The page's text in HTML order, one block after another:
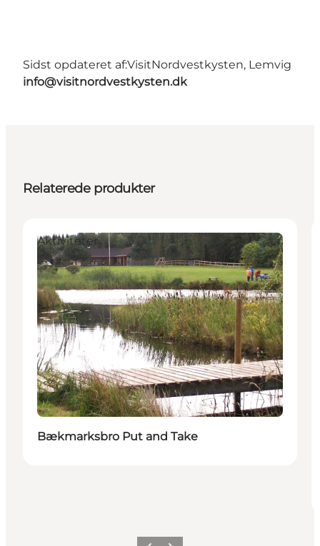
Sidst opdateret af:VisitNordvestkysten, Lemvig
info@visitnordvestkysten.dk
Relaterede produkter
Aktiviteter
Bækmarksbro Put and Take